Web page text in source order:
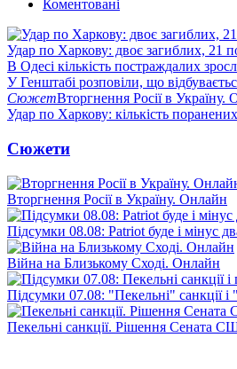
Коментовані
Удар по Харкову: двоє загиблих, 21
В Одесі кількість постраждалих
У Генштабі розповіли, що
СюжетВторгнення Росії в Україну.
Удар по Харкову: кількість
Сюжети
Вторгнення Росії в Україну. Онлайн
Підсумки 08.08: Patriot буде і мінус
Війна на Близькому Сході. Онлайн
Підсумки 07.08: "Пекельні" санкції і
Пекельні санкції. Рішення Сената